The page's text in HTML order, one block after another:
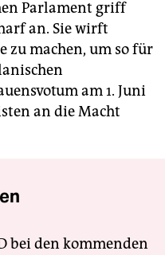
Parlament griff
an. Sie wirft
zu machen, um so für
am 1. Juni
an die Macht
bei den kommenden